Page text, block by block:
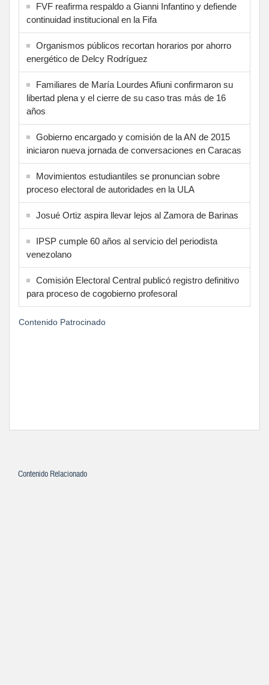
FVF reafirma respaldo a Gianni Infantino y defiende
continuidad institucional en la Fifa
Organismos públicos recortan horarios por ahorro
energético de Delcy Rodríguez
Familiares de María Lourdes Afiuni confirmaron su
libertad plena y el cierre de su caso tras más de 16
años
Gobierno encargado y comisión de la AN de 2015
iniciaron nueva jornada de conversaciones en Caracas
Movimientos estudiantiles se pronuncian sobre
proceso electoral de autoridades en la ULA
Josué Ortiz aspira llevar lejos al Zamora de Barinas
IPSP cumple 60 años al servicio del periodista
venezolano
Comisión Electoral Central publicó registro definitivo
para proceso de cogobierno profesoral
Contenido Patrocinado
Contenido Relacionado